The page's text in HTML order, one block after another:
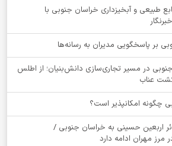
طبیعی و آبخیزداری خراسان جنوبی با
بر پاسخگویی مدیران به رسانه‌ها
در مسیر تجاری‌سازی دانش‌بنیان؛ از اطلس
عناب
چگونه امکانپذیر است؟
از ۳ هزار زائر اربعین حسینی به خراسان جنوبی /
مهران ادامه دارد